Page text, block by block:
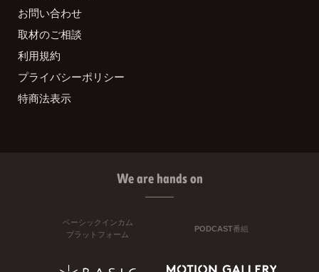
お問い合わせ
取材のご相談
利用規約
プライバシーポリシー
特商法表示
We are hands on
ベーシックインカム
プラットフォーム
PODCAST番組